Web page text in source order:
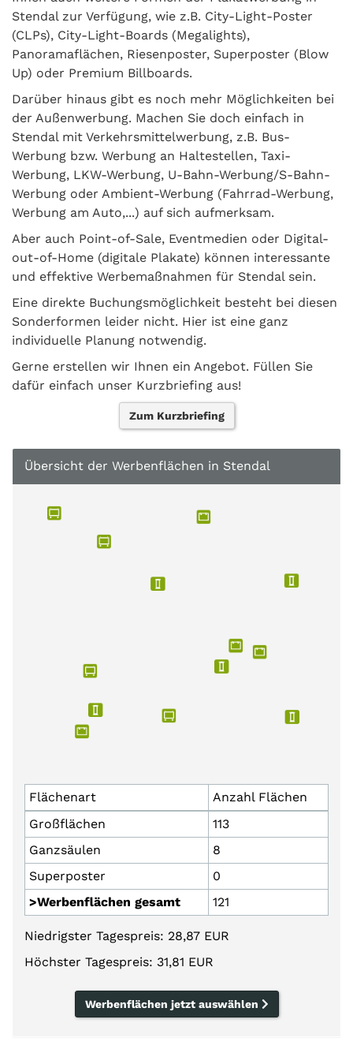
Stendal zur Verfügung, wie z.B. City-Light-Poster
(CLPs), City-Light-Boards (Megalights),
Panoramaflächen, Riesenposter, Superposter (Blow
Up) oder Premium Billboards.
Darüber hinaus gibt es noch mehr Möglichkeiten bei
der Außenwerbung. Machen Sie doch einfach in
Stendal mit Verkehrsmittelwerbung, z.B. Bus-
Werbung bzw. Werbung an Haltestellen, Taxi-
Werbung, LKW-Werbung, U-Bahn-Werbung/S-Bahn-
Werbung oder Ambient-Werbung (Fahrrad-Werbung,
Werbung am Auto,...) auf sich aufmerksam.
Aber auch Point-of-Sale, Eventmedien oder Digital-
out-of-Home (digitale Plakate) können interessante
und effektive Werbemaßnahmen für Stendal sein.
Eine direkte Buchungsmöglichkeit besteht bei diesen
Sonderformen leider nicht. Hier ist eine ganz
individuelle Planung notwendig.
Gerne erstellen wir Ihnen ein Angebot. Füllen Sie
dafür einfach unser Kurzbriefing aus!
Zum Kurzbriefing
Übersicht der Werbenflächen in Stendal
Flächenart
Anzahl Flächen
Großflächen
113
Ganzsäulen
8
Superposter
0
>Werbenflächen gesamt
121
Niedrigster Tagespreis: 28,87 EUR
Höchster Tagespreis: 31,81 EUR
Werbenflächen jetzt auswählen